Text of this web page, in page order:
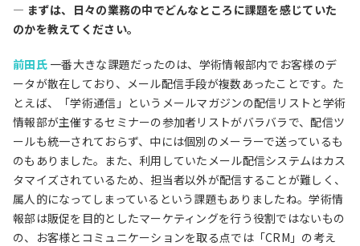
― まずは、日々の業務の中でどんなところに課題を感じていた
のかを教えてください。
前田氏一番大きな課題だったのは、学術情報部内でお客様のデ
ータが散在しており、メール配信手段が複数あったことです。た
とえば、「学術通信」というメールマガジンの配信リストと学術
情報部が主催するセミナーの参加者リストがバラバラで、配信ツ
ールも統一されておらず、中には個別のメーラーで送っているも
のもありました。また、利用していたメール配信システムはカス
タマイズされているため、担当者以外が配信することが難しく、
属人的になってしまっているという課題もありましたね。学術情
報部は販促を目的としたマーケティングを行う役割ではないもの
の、お客様とコミュニケーションを取る点では「CRM」の考え